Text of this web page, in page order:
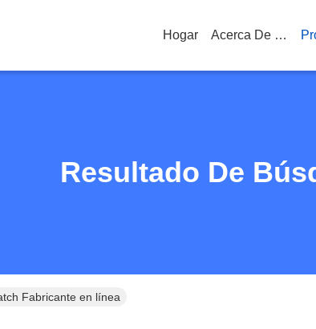
Hogar Acerca De Nosotros
Resultado De
Fabricante en línea